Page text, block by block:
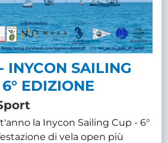
INYCON SAILING
EDIZIONE
la Inycon Sailing Cup - 6°
di vela open più